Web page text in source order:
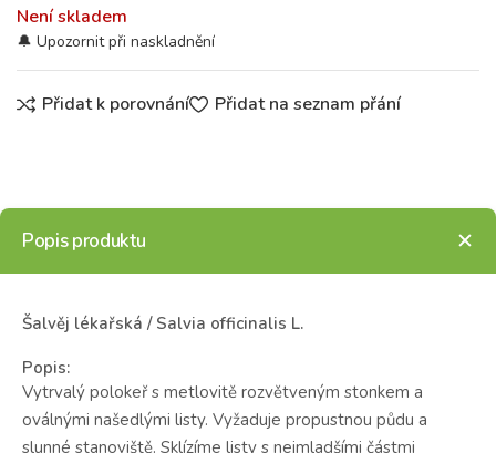
Není skladem
Přidat k porovnání Přidat na seznam přání
Popis produktu
Šalvěj lékařská / Salvia officinalis L.
Popis:
Vytrvalý polokeř s metlovitě rozvětveným stonkem a
oválnými našedlými listy. Vyžaduje propustnou půdu a
slunné stanoviště. Sklízíme listy s nejmladšími částmi